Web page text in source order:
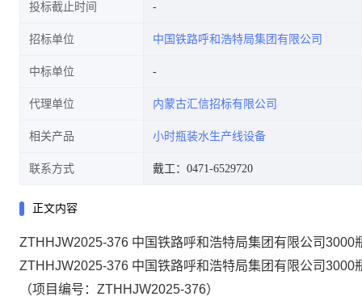
投标截止时间
招标单位 中国铁路呼和浩特局集团有限公司
中标单位
代理单位 内蒙古汇信招标有限公司
相关产品 小时瓶装水生产线设备
联系方式 戴工：0471-6529720
正文内容
ZTHHJW2025-376 中国铁路呼和浩特局集团有限公司
ZTHHJW2025-376 中国铁路呼和浩特局集团有限公司3000
（项目编号： ZTHHJW2025-376）